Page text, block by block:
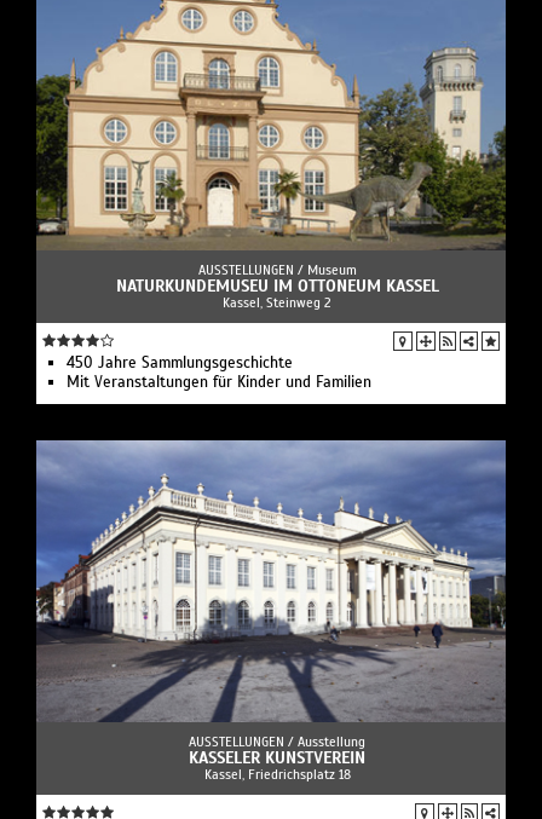
AUSSTELLUNGEN / Museum
NATURKUNDEMUSEU IM OTTONEUM KASSEL
Kassel, Steinweg 2
450 Jahre Sammlungsgeschichte
Mit Veranstaltungen für Kinder und Familien
AUSSTELLUNGEN / Ausstellung
KASSELER KUNSTVEREIN
Kassel, Friedrichsplatz 18